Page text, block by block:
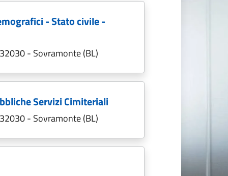
- Stato civile -
- Sovramonte (BL)
Servizi Cimiteriali
- Sovramonte (BL)